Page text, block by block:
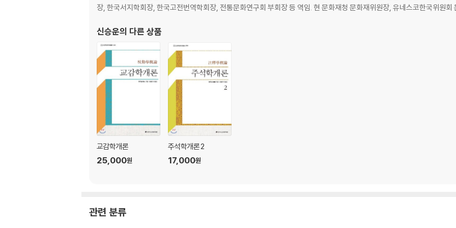
제6절 고적 구성의 층차에 대한 분석
제4장 교감의 일반적 방법과 고증의 과학적 근거
제2절 진원의 네 가지 교감 방법
제3절 교감 작업에서 고증의 과학적 근거
제4절 교감 작업에서 고증의 이론적 근거
제5절 교감 작업에서 고증의 자료적 근거
제5장 오류 발생 원인의 분석과 교감 통례의 귀납
제1절 오류 발생 원인의 분석과 각종 통례의 귀납
제2절 의오와 이문
제3절 오자 통례
제4절 탈문 통례
장, 한국서지학회장, 한국고전번역학회장, 전통문화연구회 부회장 등 역임. 현 문화재청 문화재위원장, 유네스코한국위원
신승운의 다른 상품
교감학개론
25,000원
주석학개론 2
17,000원
관련 분류